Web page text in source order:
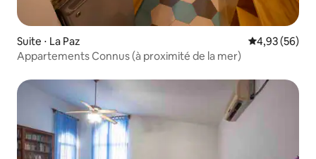
Suite ⋅ La Paz Évaluation
4,93 (56)
Appartements Connus (à proximité de la mer)